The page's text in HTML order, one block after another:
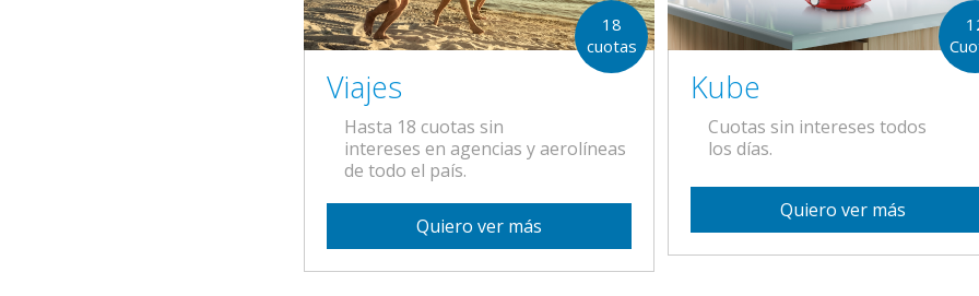
18
cuotas
Viajes
Hasta 18 cuotas sin
intereses en agencias y aerolíneas
de todo el país.
Quiero ver más
Kube
Cuotas sin intereses todos
los días.
Quiero ver más